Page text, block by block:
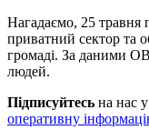
Нагадаємо, 25 травня
приватний сектор та
громаді. За даними
людей.
Підписуйтесь на нас у
оперативну